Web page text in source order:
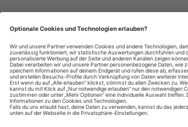
Datenschutzhinweise
Impressum
Privatsphäre-